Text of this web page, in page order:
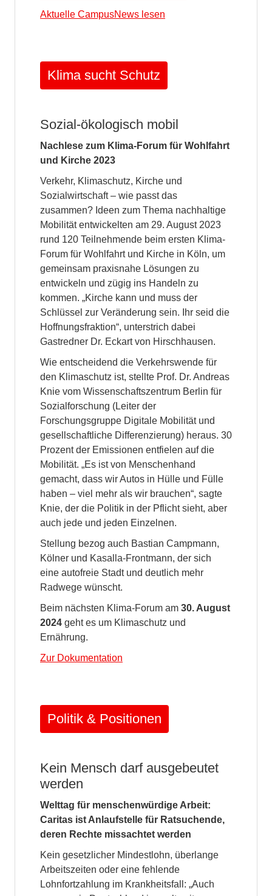
Aktuelle CampusNews lesen
Klima sucht Schutz
Sozial-ökologisch mobil
Nachlese zum Klima-Forum für Wohlfahrt
und Kirche 2023
Verkehr, Klimaschutz, Kirche und
Sozialwirtschaft – wie passt das
zusammen? Ideen zum Thema nachhaltige
Mobilität entwickelten am 29. August 2023
rund 120 Teilnehmende beim ersten Klima-
Forum für Wohlfahrt und Kirche in Köln, um
gemeinsam praxisnahe Lösungen zu
entwickeln und zügig ins Handeln zu
kommen. „Kirche kann und muss der
Schlüssel zur Veränderung sein. Ihr seid die
Hoffnungsfraktion“, unterstrich dabei
Gastredner Dr. Eckart von Hirschhausen.
Wie entscheidend die Verkehrswende für
den Klimaschutz ist, stellte Prof. Dr. Andreas
Knie vom Wissenschaftszentrum Berlin für
Sozialforschung (Leiter der
Forschungsgruppe Digitale Mobilität und
gesellschaftliche Differenzierung) heraus. 30
Prozent der Emissionen entfielen auf die
Mobilität. „Es ist von Menschenhand
gemacht, dass wir Autos in Hülle und Fülle
haben – viel mehr als wir brauchen“, sagte
Knie, der die Politik in der Pflicht sieht, aber
auch jede und jeden Einzelnen.
Stellung bezog auch Bastian Campmann,
Kölner und Kasalla-Frontmann, der sich
eine autofreie Stadt und deutlich mehr
Radwege wünscht.
Beim nächsten Klima-Forum am 30. August
2024 geht es um Klimaschutz und
Ernährung.
Zur Dokumentation
Politik & Positionen
Kein Mensch darf ausgebeutet
werden
Welttag für menschenwürdige Arbeit:
Caritas ist Anlaufstelle für Ratsuchende,
deren Rechte missachtet werden
Kein gesetzlicher Mindestlohn, überlange
Arbeitszeiten oder eine fehlende
Lohnfortzahlung im Krankheitsfall: „Auch